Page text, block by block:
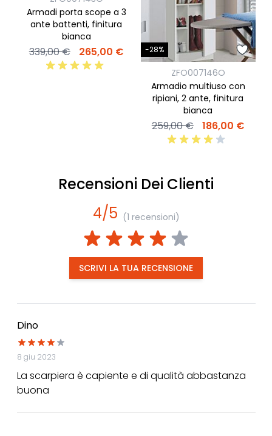
Armadi porta scope a 3
ante battenti, finitura
bianca
339,00 € 265,00 € -28%
ZFO007146O
Armadio multiuso con
ripiani, 2 ante, finitura
bianca
259,00 € 186,00 €
Recensioni Dei Clienti
4/5 (1 recensioni)
SCRIVI LA TUA RECENSIONE
Dino
8 giu 2023
La scarpiera è capiente e di qualità abbastanza
buona